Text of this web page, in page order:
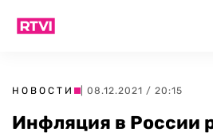
НОВОСТИ | 08.12.2021 / 20:15
Инфляция в России